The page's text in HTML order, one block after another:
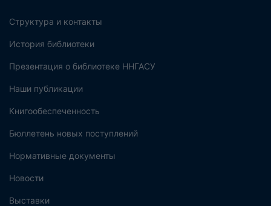
Структура и контакты
История библиотеки
Презентация о библиотеке ННГАСУ
Наши публикации
Книгообеспеченность
Бюллетень новых поступлений
Нормативные документы
Новости
Выставки